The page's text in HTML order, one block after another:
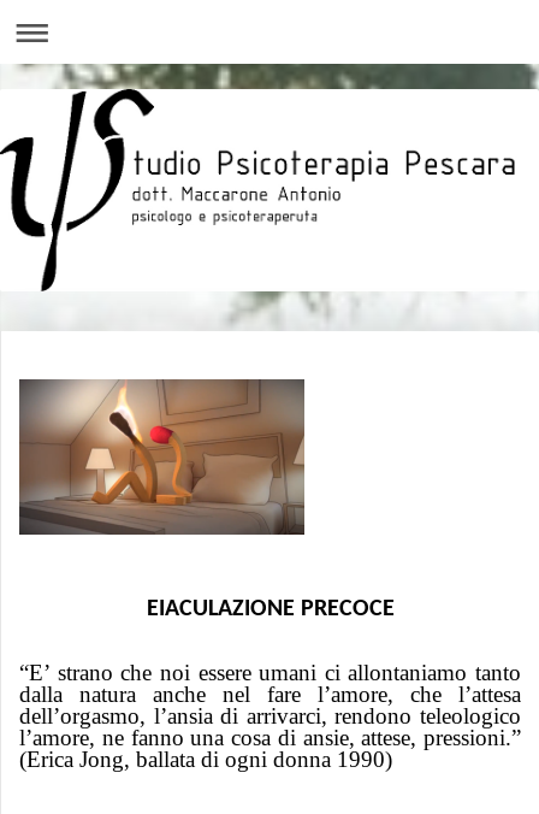
EIACULAZIONE PRECOCE
“E’ strano che noi essere umani ci allontaniamo tanto
dalla natura anche nel fare l’amore, che l’attesa
dell’orgasmo, l’ansia di arrivarci, rendono teleologico
l’amore, ne fanno una cosa di ansie, attese, pressioni.”
(Erica Jong, ballata di ogni donna 1990)